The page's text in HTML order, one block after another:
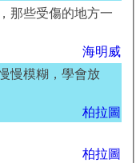
那些受傷的地方一
海明威
慢模糊，學會放
柏拉圖
柏拉圖